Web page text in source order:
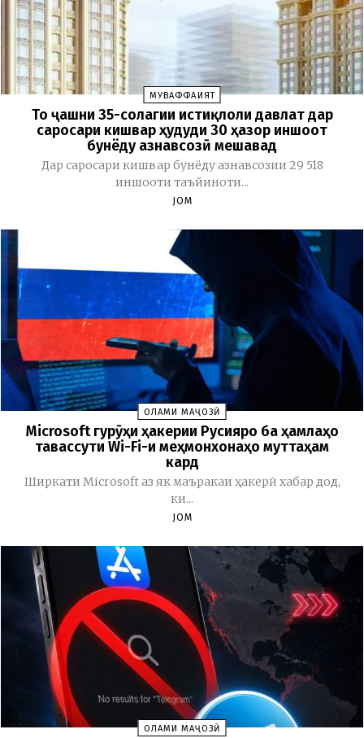
МУВАФФАҚИЯТ
То ҷашни 35-солагии истиқлоли давлат дар
саросари кишвар ҳудуди 30 ҳазор иншоот
бунёду азнавсозӣ мешавад
Дар саросари кишвар бунёду азнавсозии 29 518
иншооти таъйиноти...
JOM
ОЛАМИ МАҶОЗӢ
Microsoft гурӯҳи ҳакерии Русияро ба ҳамлаҳо
тавассути Wi-Fi-и меҳмонхонаҳо муттаҳам
кард
Ширкати Microsoft аз як маъракаи ҳакерӣ хабар дод,
ки...
JOM
ОЛАМИ МАҶОЗӢ